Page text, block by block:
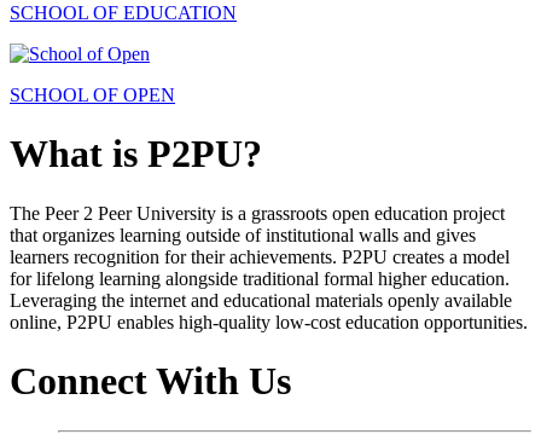
SCHOOL OF EDUCATION
SCHOOL OF OPEN
What is P2PU?
The Peer 2 Peer University is a grassroots open education project
that organizes learning outside of institutional walls and gives
learners recognition for their achievements. P2PU creates a model
for lifelong learning alongside traditional formal higher education.
Leveraging the internet and educational materials openly available
online, P2PU enables high-quality low-cost education opportunities.
Connect With Us